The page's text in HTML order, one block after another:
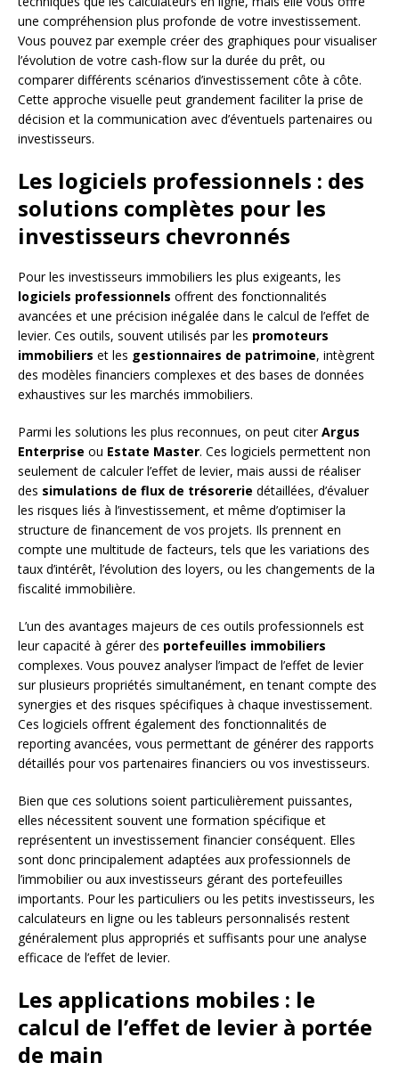
une compréhension plus profonde de votre investissement.
Vous pouvez par exemple créer des graphiques pour visualiser
l’évolution de votre cash-flow sur la durée du prêt, ou
comparer différents scénarios d’investissement côte à côte.
Cette approche visuelle peut grandement faciliter la prise de
décision et la communication avec d’éventuels partenaires ou
investisseurs.
Les logiciels professionnels : des
solutions complètes pour les
investisseurs chevronnés
Pour les investisseurs immobiliers les plus exigeants, les
logiciels professionnels offrent des fonctionnalités
avancées et une précision inégalée dans le calcul de l’effet de
levier. Ces outils, souvent utilisés par les promoteurs
immobiliers et les gestionnaires de patrimoine, intègrent
des modèles financiers complexes et des bases de données
exhaustives sur les marchés immobiliers.
Parmi les solutions les plus reconnues, on peut citerArgus
Enterprise ou Estate Master. Ces logiciels permettent non
seulement de calculer l’effet de levier, mais aussi de réaliser
des simulations de flux de trésorerie détaillées, d’évaluer
les risques liés à l’investissement, et même d’optimiser la
structure de financement de vos projets. Ils prennent en
compte une multitude de facteurs, tels que les variations des
taux d’intérêt, l’évolution des loyers, ou les changements de la
fiscalité immobilière.
L’un des avantages majeurs de ces outils professionnels est
leur capacité à gérer des portefeuilles immobiliers
complexes. Vous pouvez analyser l’impact de l’effet de levier
sur plusieurs propriétés simultanément, en tenant compte des
synergies et des risques spécifiques à chaque investissement.
Ces logiciels offrent également des fonctionnalités de
reporting avancées, vous permettant de générer des rapports
détaillés pour vos partenaires financiers ou vos investisseurs.
Bien que ces solutions soient particulièrement puissantes,
elles nécessitent souvent une formation spécifique et
représentent un investissement financier conséquent. Elles
sont donc principalement adaptées aux professionnels de
l’immobilier ou aux investisseurs gérant des portefeuilles
importants. Pour les particuliers ou les petits investisseurs, les
calculateurs en ligne ou les tableurs personnalisés restent
généralement plus appropriés et suffisants pour une analyse
efficace de l’effet de levier.
Les applications mobiles : le
calcul de l’effet de levier à portée
de main